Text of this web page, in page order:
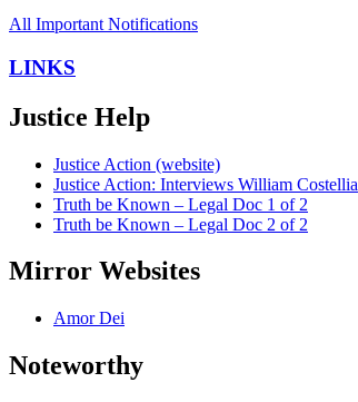
All Important Notifications
LINKS
Justice Help
Justice Action (website)
Justice Action: Interviews William Costellia
Truth be Known – Legal Doc 1 of 2
Truth be Known – Legal Doc 2 of 2
Mirror Websites
Amor Dei
Noteworthy